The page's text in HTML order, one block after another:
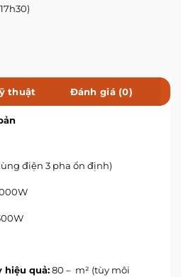
thuật Đánh giá (0)
điện 3 pha ổn định)
hiệu quả:80 – m² (tùy môi